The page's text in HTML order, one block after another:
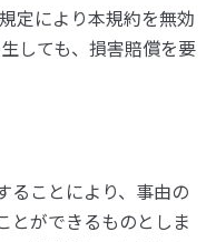
定により本規約を無効
しても、損害賠償を要
ることにより、事由の
とができるものとしま